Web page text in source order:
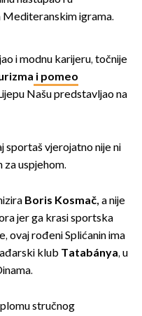
Mediteranskim igrama.
i modnu karijeru, točnije
i pomeo
Našu predstavljao na
sportaš vjerojatno nije ni
za uspjehom.
Boris Kosmač, a nije
jer ga krasi sportska
ovaj rođeni Splićanin ima
klub Tatabánya, u
stručnog